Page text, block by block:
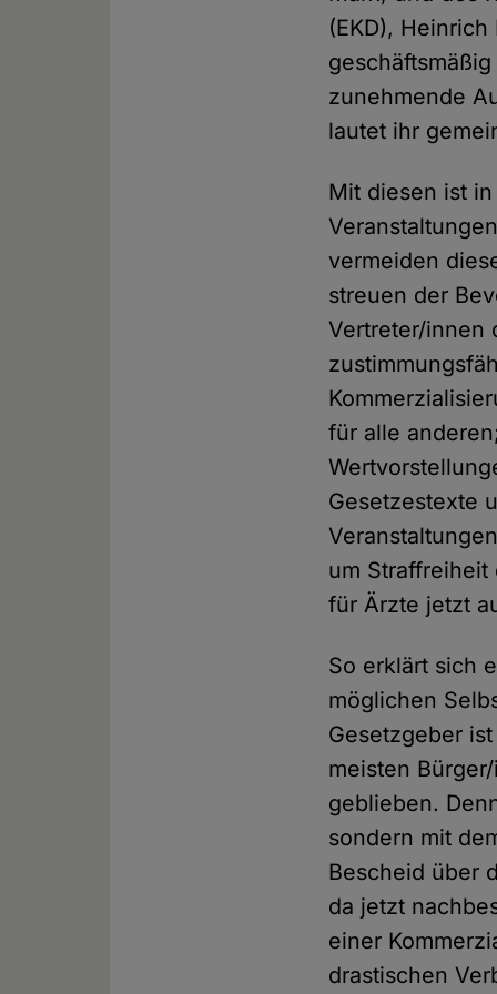
(EKD),
zunehmende
lautet ihr
Mit diesen ist
vermeiden
streuen der
Vertreter/innen
für alle
Gesetzestexte
um
für Ärzte jetzt
So erklärt sich
möglichen
Gesetzgeber
meisten
geblieben.
sondern mit
Bescheid über
da jetzt
einer
drastischen